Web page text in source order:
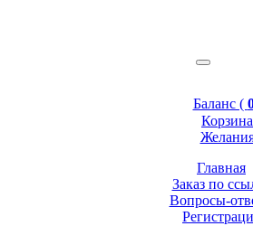
Баланс (
Главная
Заказ по
Вопросы-